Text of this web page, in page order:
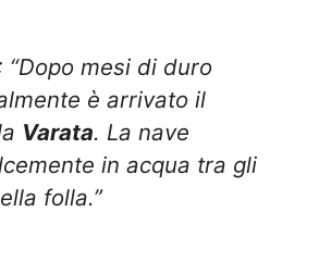
“Dopo mesi di duro
è arrivato il
Varata. La nave
in acqua tra gli
folla.”